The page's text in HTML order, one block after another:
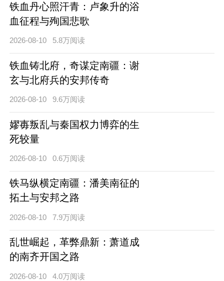
铁血丹心照汗青：卢象升的浴
血征程与殉国悲歌
2026-08-10 5.8万阅读
铁血铸北府，奇谋定南疆：谢
玄与北府兵的安邦传奇
2026-08-10 9.6万阅读
嫪毐叛乱与秦国权力博弈的生
死较量
2026-08-10 0.6万阅读
铁马纵横定南疆：潘美南征的
拓土与安邦之路
2026-08-10 7.9万阅读
乱世崛起，革弊鼎新：萧道成
的南齐开国之路
2026-08-10 4.0万阅读